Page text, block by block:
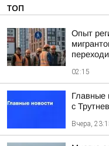
ТОП
Опыт
02:15
Главные
с
Вчера,